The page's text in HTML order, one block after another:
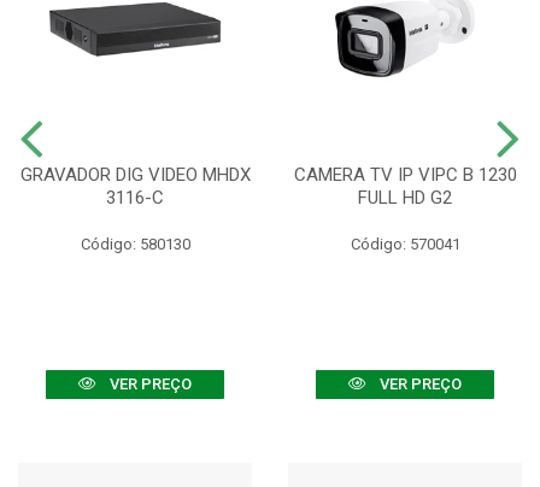
GRAVADOR DIG VIDEO MHDX
3116-C
Código: 580130
VER PREÇO
CAMERA TV IP VIPC B 1230
FULL HD G2
Código: 570041
VER PREÇO